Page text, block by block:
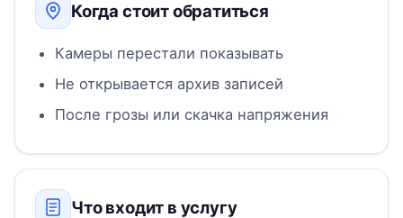
Когда стоит обратиться
Камеры перестали показывать
Не открывается архив записей
После грозы или скачка напряжения
Что входит в услугу